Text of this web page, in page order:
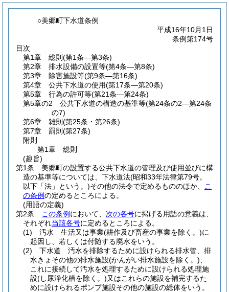
○美郷町下水道条例
平成16年10月1日
条例第174号
目次
第1章
総則 (第1条―第3条)
第2章
排水設備の設置等(第4条―第8条)
第3章
除害施設等(第9条―第16条)
第4章
公共下水道の使用(第17条―第20条)
第5章
行為の許可等(第21条―第24条)
第5章の2
公共下水道の構造の基準等(第24条の2―第24条
の7)
第6章
雑則 (第25条・第26条)
第7章
罰則 (第27条)
附則
第1章
総則
(趣旨)
第1条
美郷町の設置する公共下水道の管理及び使用並びに構
造の基準等については、下水道法(昭和33年法律第79号。
以下「法」という。)その他の法令で定めるもののほか、
こ
の条例の定めるところによる。
(用語の定義)
第2条
この条例 において、 次の各号に掲げる用語の意義は、
それぞれ当該各号に定めるところによる。
(1)
汚水 生活又は事業(耕作及び畜産の事業を除く。)に
起因し、若しくは付随する廃水をいう。
(2)
下水道 汚水を排除するために設けられる排水管、排
水きょその他の排水施設(かんがい排水施設を除く。)
これに接続して汚水を処理するために設けられる処理施
設(し尿浄化槽を除く。)又はこれらの施設を補完するた
めに設けられるポンプ施設その他の施設の総体をいう。